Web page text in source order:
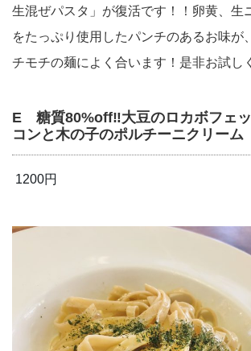
生混ぜパスタ」が復活です！！卵黄、生
をたっぷり使用したパンチのあるお味が
チモチの麺によく合います！是非お試し
E 糖質80%off‼︎大豆のロカボフェ
コンと木の子のポルチーニクリーム
1200円